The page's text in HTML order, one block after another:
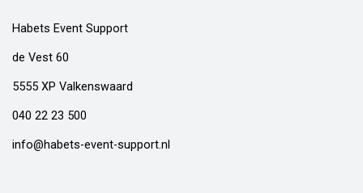
Habets Event Support
de Vest 60
5555 XP Valkenswaard
040 22 23 500
info@habets-event-support.nl